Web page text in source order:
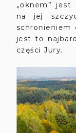
„oknem”
na jej
schronieniem
jest to
części Jury.